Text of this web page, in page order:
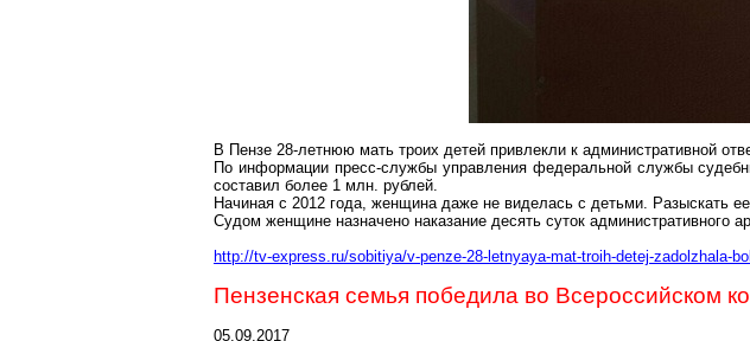
В Пензе 28-летнюю мать троих детей привлекли к административной
По информации пресс-службы управления федеральной службы
составил более 1 млн. рублей.
Начиная с 2012 года, женщина даже не виделась с детьми. Разыскать
Судом женщине назначено наказание десять суток административного
http://tv-express.ru/sobitiya/v-penze-28-letnyaya-mat-troih-detej-zadolzhala-
Пензенская семья победила во Всероссийском
05.09.2017